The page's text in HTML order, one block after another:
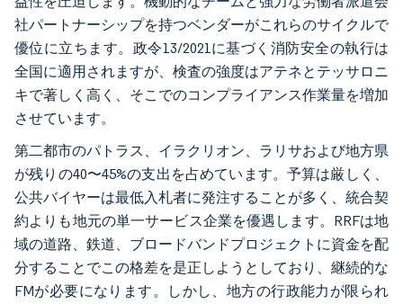
社パートナーシップを持つベンダーがこれらのサイクルで
優位に立ちます。政令13/2021に基づく消防安全の執行は
全国に適用されますが、検査の強度はアテネとテッサロニ
キで著しく高く、そこでのコンプライアンス作業量を増加
させています。
第二都市のパトラス、イラクリオン、ラリサおよび地方県
が残りの40〜45%の支出を占めています。予算は厳しく、
公共バイヤーは最低入札者に発注することが多く、統合契
約よりも地元の単一サービス企業を優遇します。RRFは地
域の道路、鉄道、ブロードバンドプロジェクトに資金を配
分することでこの格差を是正しようとしており、継続的な
FMが必要になります。しかし、地方の行政能力が限られ